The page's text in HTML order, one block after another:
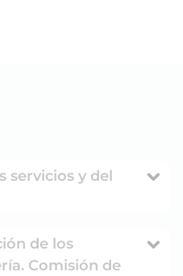
servicios y del
de los
Comisión de